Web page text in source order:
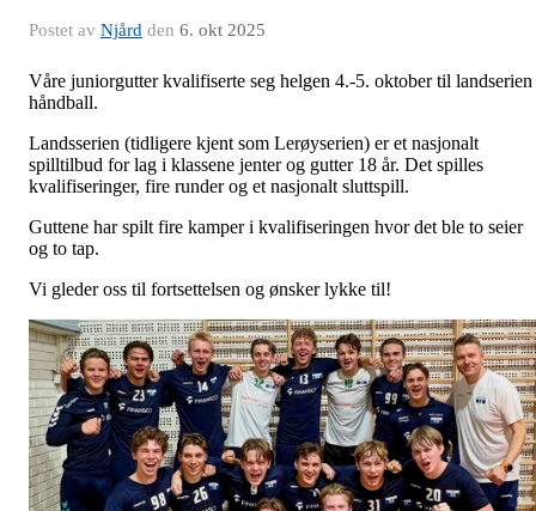
Postet av Njård den 6. okt 2025
Våre juniorgutter kvalifiserte seg helgen 4.-5. oktober til
håndball.
Landsserien (tidligere kjent som Lerøyserien) er et nasjonalt
spilltilbud for lag i klassene jenter og gutter 18 år. Det spilles
kvalifiseringer, fire runder og et nasjonalt sluttspill.
Guttene har spilt fire kamper i kvalifiseringen hvor det ble to seier
og to tap.
Vi gleder oss til fortsettelsen og ønsker lykke til!